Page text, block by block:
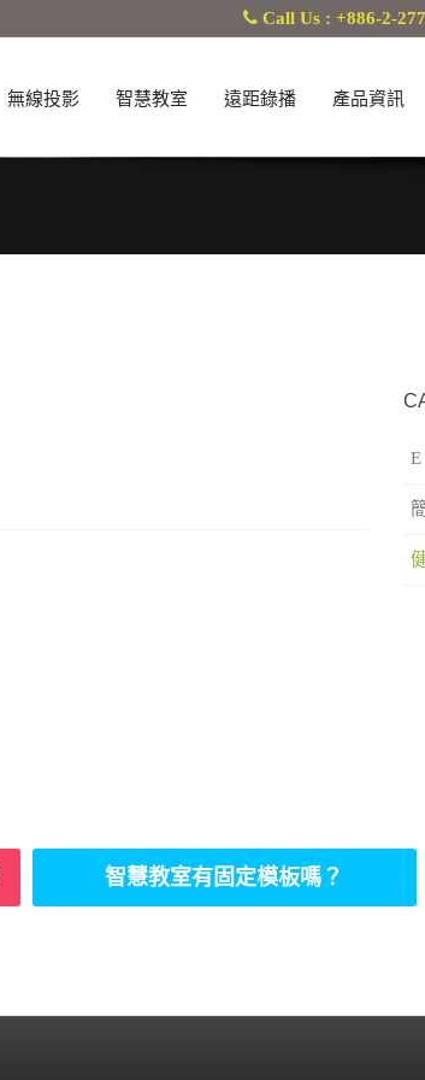
Call Us : +886-2-
無線投影 智慧教室 遠距錄播 產品資訊
E
智慧教室有固定模板嗎？